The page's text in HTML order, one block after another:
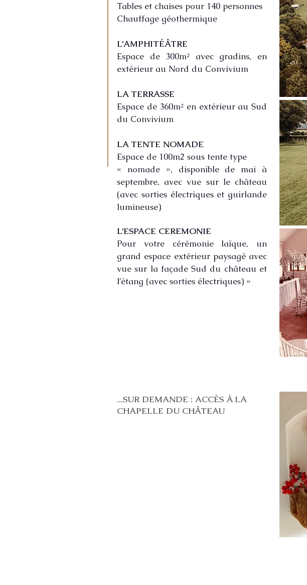
Tables et chaises pour 140 personnes
Chauffage géothermique
L’AMPHITÉÂTRE
Espace de 300m² avec gradins, en
extérieur au Nord du Convivium
LA TERRASSE
Espace de 360m² en extérieur au Sud
du Convivium
LA TENTE NOMADE
Espace de 100m2 sous tente type
« nomade », disponible de mai à
septembre, avec vue sur le château
(avec sorties électriques et guirlande
lumineuse)
L’ESPACE CEREMONIE
Pour votre cérémonie laïque, un
grand espace extérieur paysagé avec
vue sur la façade Sud du château et
l’étang (avec sorties électriques) »
...SUR DEMANDE : ACCÈS À LA
CHAPELLE DU CHÂTEAU